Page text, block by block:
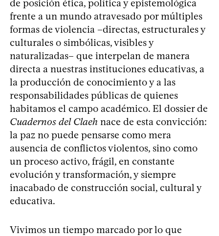
de posición ética, política y epistemológica
frente a un mundo atravesado por múltiples
formas de violencia –directas, estructurales y
culturales o simbólicas, visibles y
naturalizadas– que interpelan de manera
directa a nuestras instituciones educativas, a
la producción de conocimiento y a las
responsabilidades públicas de quienes
habitamos el campo académico. El dossier de
Cuadernos del Claeh nace de esta convicción:
la paz no puede pensarse como mera
ausencia de conflictos violentos, sino como
un proceso activo, frágil, en constante
evolución y transformación, y siempre
inacabado de construcción social, cultural y
educativa.
Vivimos un tiempo marcado por lo que